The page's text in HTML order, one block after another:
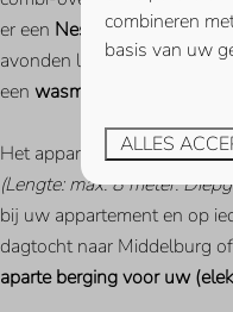
Smart TV
Extra buitenlandse zenders
er een Nespresso
avonden lang tafelen met
een wasmachine en
Het appartement heeft een
(Lengte: max. 8 meter.
bij uw appartement en op
dagtocht naar Middelburg
aparte berging voor uw
combineren
basis van uw
ALLES